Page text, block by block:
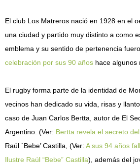
El club Los Matreros nació en 1928 en el
una ciudad y partido muy distinto a como
emblema y su sentido de pertenencia
celebración por sus 90 años hace algunos
El rugby forma parte de la identidad de
vecinos han dedicado su vida, risas y
caso de Juan Carlos Bertta, autor de El
Argentino. (Ver: Bertta revela el secreto
Raúl `Bebe’ Castilla, (Ver: A sus 94 años
Ilustre Raúl “Bebe” Castilla), además del